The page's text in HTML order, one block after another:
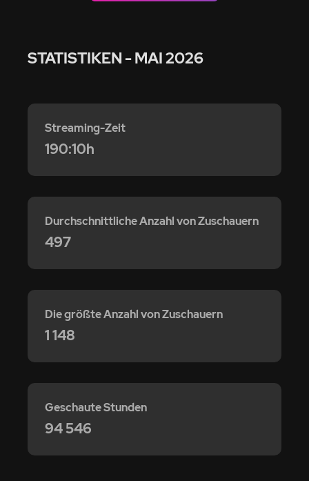
STATISTIKEN - MAI 2026
Streaming-Zeit
190:10h
Durchschnittliche Anzahl von Zuschauern
497
Die größte Anzahl von Zuschauern
1 148
Geschaute Stunden
94 546